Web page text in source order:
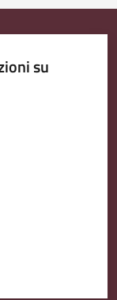
su